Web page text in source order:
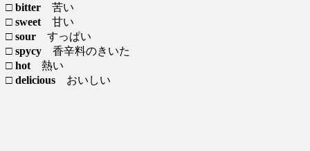
□ bitter 苦い
□ sweet 甘い
□ sour すっぱい
□ spycy 香辛料のきいた
□ hot 熱い
□ delicious おいしい